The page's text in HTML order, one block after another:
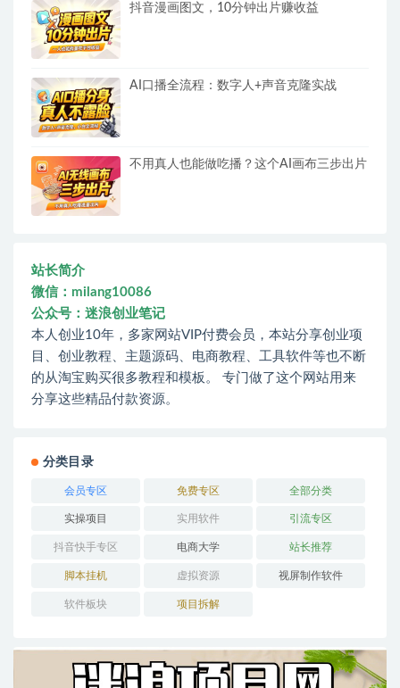
抖音漫画图文，10分钟出片赚收益
AI口播全流程：数字人+声音克隆实战
不用真人也能做吃播？这个AI画布三步出片
站长简介
微信：milang10086
公众号：迷浪创业笔记
本人创业10年，多家网站VIP付费会员，本站分享创业项
目、创业教程、主题源码、电商教程、工具软件等也不断
的从淘宝购买很多教程和模板。 专门做了这个网站用来
分享这些精品付款资源。
分类目录
会员专区 免费专区 全部分类
实操项目 实用软件 引流专区
抖音快手专区 电商大学 站长推荐
脚本挂机 虚拟资源 视屏制作软件
软件板块 项目拆解